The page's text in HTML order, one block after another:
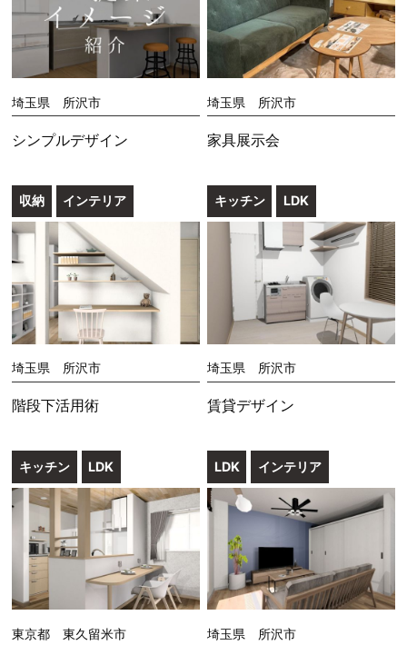
埼玉県 所沢市
シンプルデザイン
埼玉県 所沢市
家具展示会
収納 インテリア
埼玉県 所沢市
階段下活用術
キッチン LDK
埼玉県 所沢市
賃貸デザイン
キッチン LDK
東京都 東久留米市
LDK インテリア
埼玉県 所沢市